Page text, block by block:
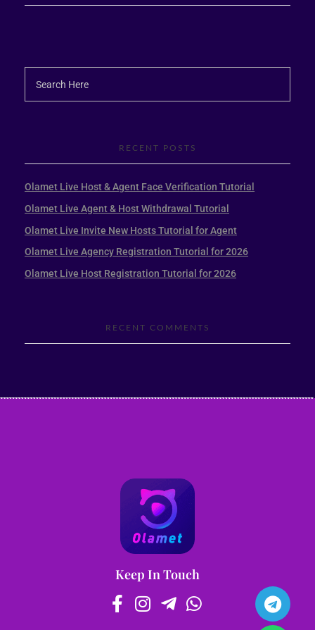
RECENT POSTS
Olamet Live Host & Agent Face Verification Tutorial
Olamet Live Agent & Host Withdrawal Tutorial
Olamet Live Invite New Hosts Tutorial for Agent
Olamet Live Agency Registration Tutorial for 2026
Olamet Live Host Registration Tutorial for 2026
RECENT COMMENTS
Keep In Touch